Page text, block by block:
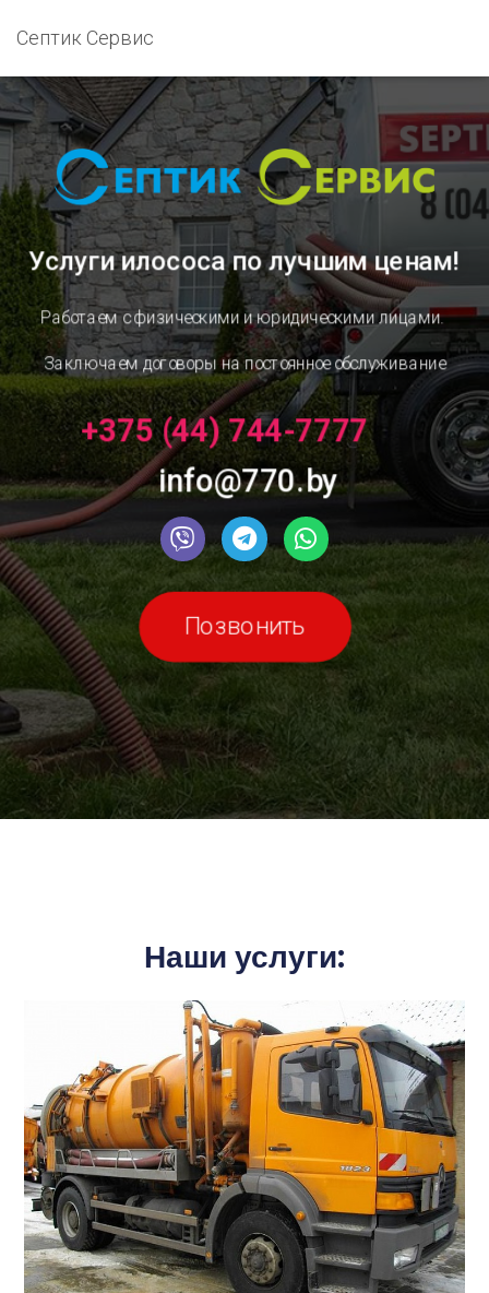
Септик Сервис
Услуги илососапо лучшим ценам!
Работаем с физическими и юридическими лицами.
Заключаем договоры на постоянное обслуживание
+375 (44) 744-7777
info@770.by
Позвонить
Наши услуги: